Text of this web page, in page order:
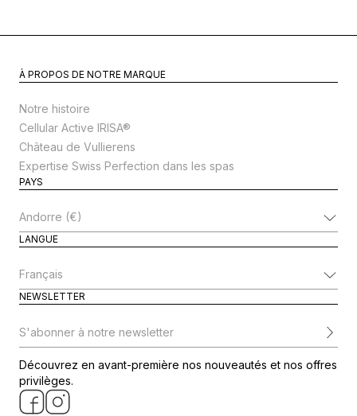
À PROPOS DE NOTRE MARQUE
Notre histoire
Cellular Active IRISA®
Château de Vullierens
Expertise Swiss Perfection dans les spas
PAYS
Modifier le pays
LANGUE
Modifier la langue
NEWSLETTER
S'abonner à notre newsletter
Découvrez en avant-première nos nouveautés et nos offres
privilèges.